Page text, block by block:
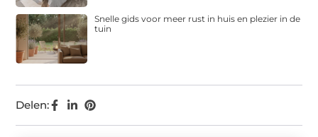
Delen:
Snelle gids voor meer rust in huis en plezier in de
tuin